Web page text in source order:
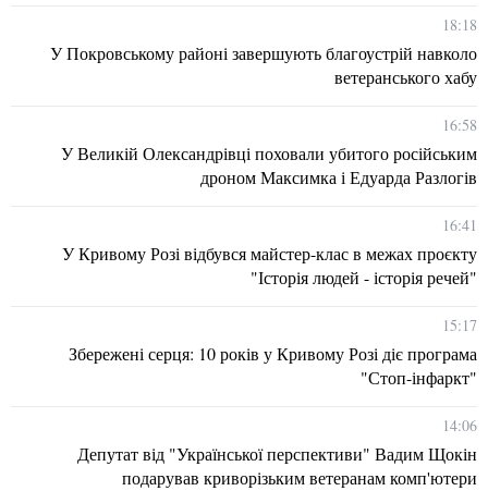
18:18
У Покровському районі завершують благоустрій навколо
ветеранського хабу
16:58
У Великій Олександрівці поховали убитого російським
дроном Максимка і Едуарда Разлогів
16:41
У Кривому Розі відбувся майстер-клас в межах проєкту
"Історія людей - історія речей"
15:17
Збережені серця: 10 років у Кривому Розі діє програма
"Стоп-інфаркт"
14:06
Депутат від "Української перспективи" Вадим Щокін
подарував криворізьким ветеранам комп'ютери